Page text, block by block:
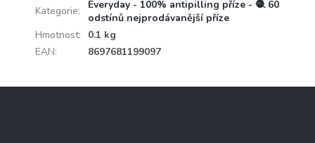
Kategorie:
Everyday - 100% antipilling příze - 🧶 60
odstínů nejprodávanější příze
Hmotnost:
0.1 kg
EAN: 8697681199097